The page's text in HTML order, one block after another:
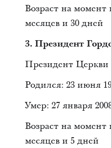
Возраст на момент
месяцев и 30 дней
3. Президент
Президент Церкви
Родился: 23 июня
Умер: 27 января
Возраст на
месяцев и 5 дней